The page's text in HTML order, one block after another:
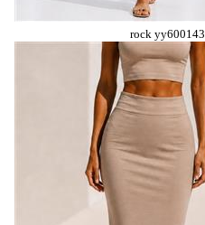
rock yy600143